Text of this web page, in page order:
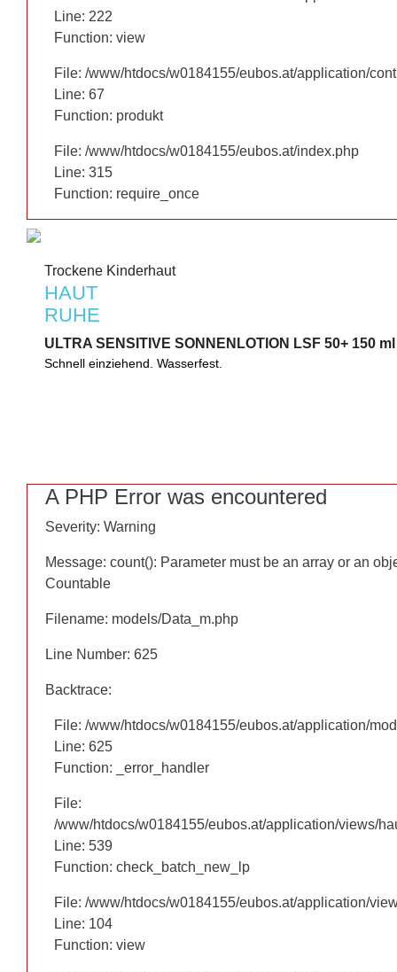
Line: 222
Function: view
File: /www/htdocs/w0184155/eubos.at/application/
Line: 67
Function: produkt
File: /www/htdocs/w0184155/eubos.at/index.php
Line: 315
Function: require_once
Trockene Kinderhaut
HAUT
RUHE
ULTRA SENSITIVE SONNENLOTION LSF 50+ 150 ml
Schnell einziehend. Wasserfest. Schützt vor Sonnenallergie.
Line: 222
Function: view
File: /www/htdocs/w0184155/eubos.at/application/
Line: 67
Function: produkt
File: /www/htdocs/w0184155/eubos.at/index.php
Line: 315
Function: require_once
Trockene Kinderhaut
HAUT
RUHE
ULTRA SENSITIVE SONNENLOTION LSF 50+ 150 ml
Schnell einziehend. Wasserfest.
A PHP Error was encountered
Severity: Warning
Message: count(): Parameter must be an array or an
Countable
Filename: models/Data_m.php
Line Number: 625
Backtrace:
File: /www/htdocs/w0184155/eubos.at/application/
Line: 625
Function: _error_handler
File:
/www/htdocs/w0184155/eubos.at/application/views/
Line: 460
Function: check_batch_new_lp
File: /www/htdocs/w0184155/eubos.at/application/
Line: 104
Function: view
A PHP Error was encountered
Severity: Warning
Message: count(): Parameter must be an array or an
Countable
Filename: models/Data_m.php
Line Number: 625
Backtrace:
File: /www/htdocs/w0184155/eubos.at/application/
Line: 625
Function: _error_handler
File:
/www/htdocs/w0184155/eubos.at/application/views/
Line: 539
Function: check_batch_new_lp
File: /www/htdocs/w0184155/eubos.at/application/
Line: 104
Function: view